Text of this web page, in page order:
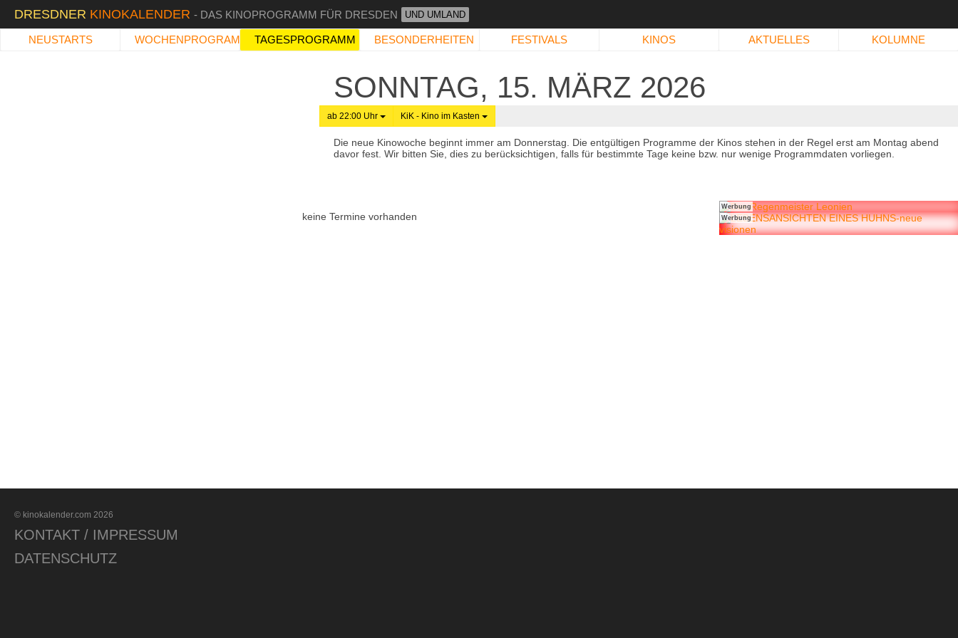
DRESDNER KINOKALENDER - DAS KINOPROGRAMM FÜR DRESDEN UND UMLAND
NEUSTARTS WOCHENPROGRAMM TAGESPROGRAMM BESONDERHEITEN FESTIVALS KINOS AKTUELLES KOLUMNE
SONNTAG, 15. MÄRZ 2026
ab 22:00 Uhr KiK - Kino im Kasten
Die neue Kinowoche beginnt immer am Donnerstag. Die entgültigen Programme der Kinos stehen in der Regel erst am Montag abend
davor fest. Wir bitten Sie, dies zu berücksichtigen, falls für bestimmte Tage keine bzw. nur wenige Programmdaten vorliegen.
keine Termine vorhanden
Werbung
Werbung
© kinokalender.com 2026
KONTAKT / IMPRESSUM
DATENSCHUTZ